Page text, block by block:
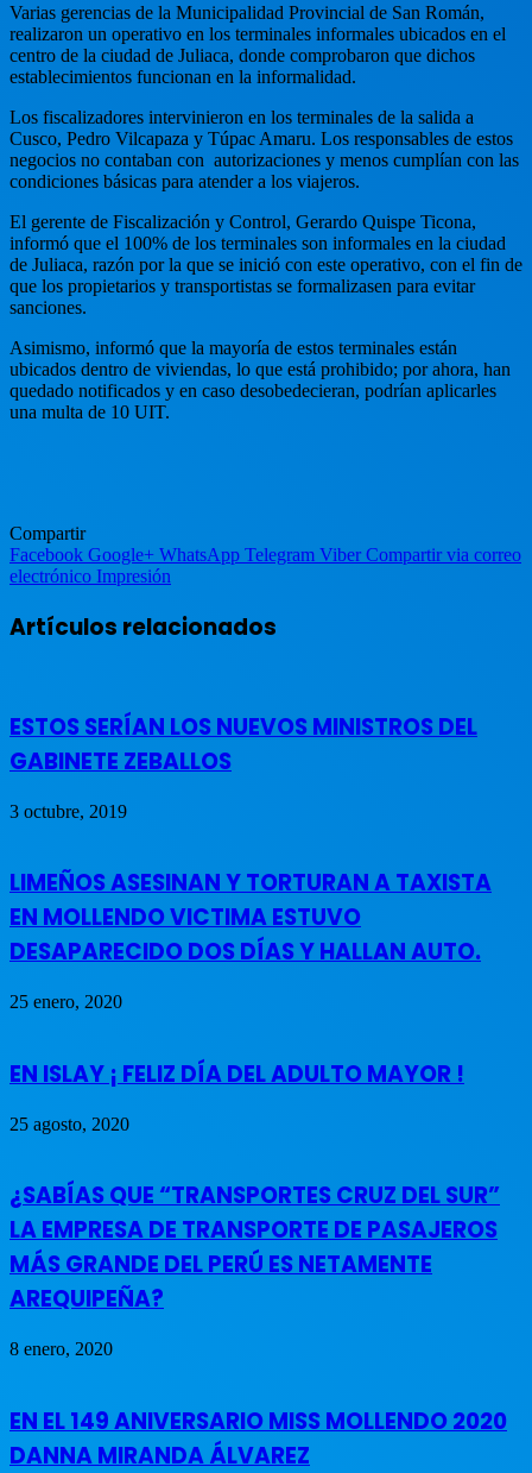
Varias gerencias de la Municipalidad Provincial de San Román,
realizaron un operativo en los terminales informales ubicados en el
centro de la ciudad de Juliaca, donde comprobaron que dichos
establecimientos funcionan en la informalidad.
Los fiscalizadores intervinieron en los terminales de la salida a
Cusco, Pedro Vilcapaza y Túpac Amaru. Los responsables de estos
negocios no contaban con autorizaciones y menos cumplían con las
condiciones básicas para atender a los viajeros.
El gerente de Fiscalización y Control, Gerardo Quispe Ticona,
informó que el 100% de los terminales son informales en la ciudad
de Juliaca, razón por la que se inició con este operativo, con el fin de
que los propietarios y transportistas se formalizasen para evitar
sanciones.
Asimismo, informó que la mayoría de estos terminales están
ubicados dentro de viviendas, lo que está prohibido; por ahora, han
quedado notificados y en caso desobedecieran, podrían aplicarles
una multa de 10 UIT.
Compartir
Facebook Google+ WhatsApp Telegram Viber Compartir via correo
electrónico Impresión
Artículos relacionados
ESTOS SERÍAN LOS NUEVOS MINISTROS DEL
GABINETE ZEBALLOS
3 octubre, 2019
LIMEÑOS ASESINAN Y TORTURAN A TAXISTA
EN MOLLENDO VICTIMA ESTUVO
DESAPARECIDO DOS DÍAS Y HALLAN AUTO.
25 enero, 2020
EN ISLAY ¡ FELIZ DÍA DEL ADULTO MAYOR !
25 agosto, 2020
¿SABÍAS QUE “TRANSPORTES CRUZ DEL SUR”
LA EMPRESA DE TRANSPORTE DE PASAJEROS
MÁS GRANDE DEL PERÚ ES NETAMENTE
AREQUIPEÑA?
8 enero, 2020
EN EL 149 ANIVERSARIO MISS MOLLENDO 2020
DANNA MIRANDA ÁLVAREZ